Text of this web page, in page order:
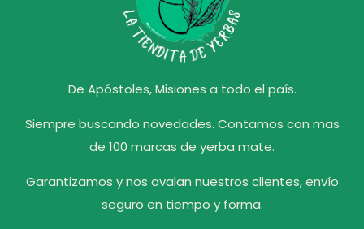
De Apóstoles, Misiones a todo el país.
Siempre buscando novedades. Contamos con mas
de 100 marcas de yerba mate.
Garantizamos y nos avalan nuestros clientes, envío
seguro en tiempo y forma.